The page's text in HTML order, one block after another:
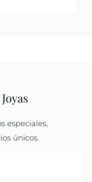
especiales,
únicos.